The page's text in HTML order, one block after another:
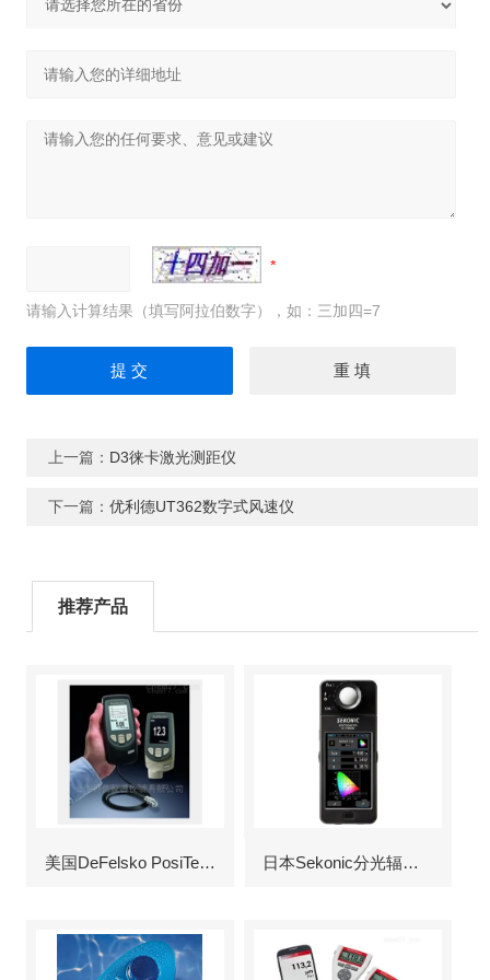
请输入计算结果（填写阿拉伯数字），如：三加四=7
上一篇： D3徕卡激光测距仪
下一篇： 优利德UT362数字式风速仪
推荐产品
美国DeFelsko PosiTector6000涂层测厚仪 日本Sekonic分光辐射照度计